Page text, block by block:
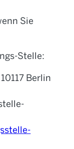
Sie
Stelle:
Berlin